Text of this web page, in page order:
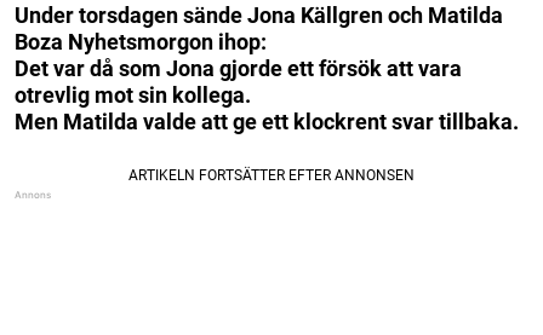
Under torsdagen sände Jona Källgren och Matilda
Boza Nyhetsmorgon ihop:
Det var då som Jona gjorde ett försök att vara
otrevlig mot sin kollega.
Men Matilda valde att ge ett klockrent svar tillbaka.